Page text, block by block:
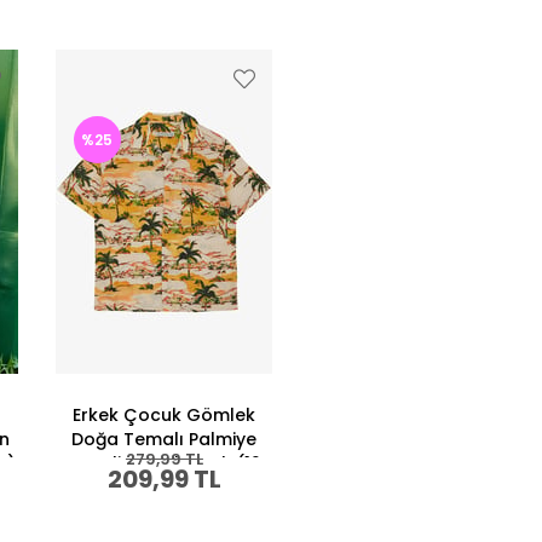
Erkek Çocuk Gömlek
Doğa Temalı Palmiye
Desenli Karışık Renk (12-
13 Yaş)
209,99 TL
279,99 TL
%25